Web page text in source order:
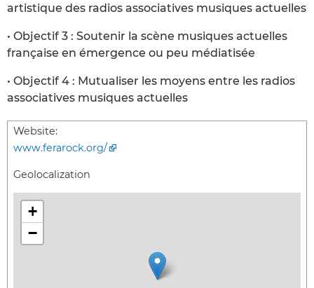
artistique des radios associatives musiques actuelles
• Objectif 3 : Soutenir la scène musiques actuelles
française en émergence ou peu médiatisée
• Objectif 4 : Mutualiser les moyens entre les radios
associatives musiques actuelles
Website:
www.ferarock.org/
Geolocalization
+
−